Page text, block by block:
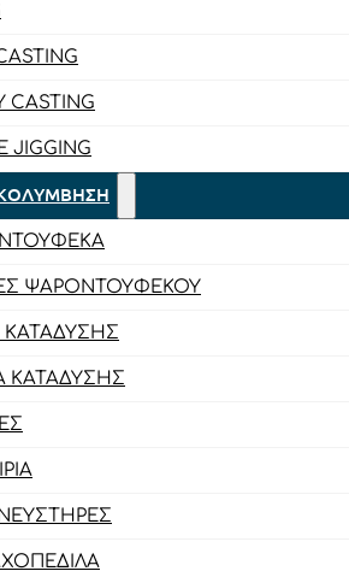
CASTING
JIGGING
ΨΑΡΟΝΤΟΎΦΕΚΟΥ
ΚΑΤΆΔΥΣΗΣ
ΚΑΤΆΔΥΣΗΣ